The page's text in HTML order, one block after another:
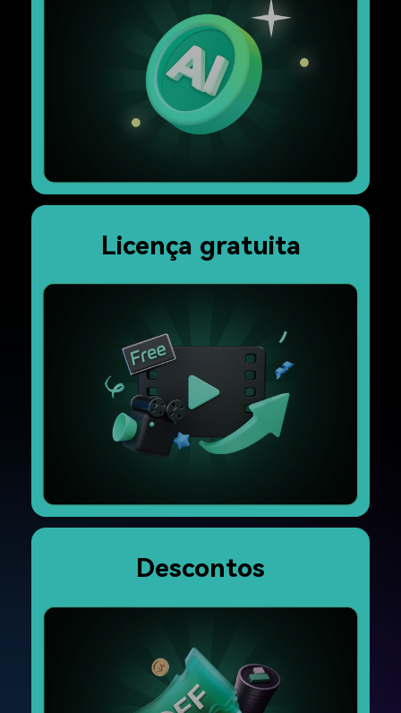
Licença gratuita
Descontos